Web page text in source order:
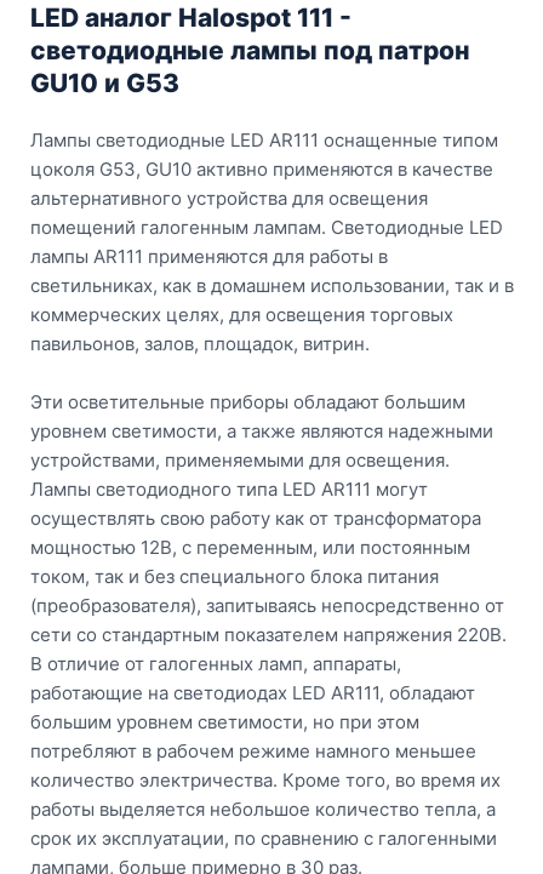
LED аналог Halospot 111 -
светодиодные лампы под патрон
GU10 и G53
Лампы светодиодные LED AR111 оснащенные типом
цоколя G53, GU10 активно применяются в качестве
альтернативного устройства для освещения
помещений галогенным лампам. Светодиодные LED
лампы AR111 применяются для работы в
светильниках, как в домашнем использовании, так и в
коммерческих целях, для освещения торговых
павильонов, залов, площадок, витрин.
Эти осветительные приборы обладают большим
уровнем светимости, а также являются надежными
устройствами, применяемыми для освещения.
Лампы светодиодного типа LED AR111 могут
осуществлять свою работу как от трансформатора
мощностью 12В, с переменным, или постоянным
током, так и без специального блока питания
(преобразователя), запитываясь непосредственно от
сети со стандартным показателем напряжения 220В.
В отличие от галогенных ламп, аппараты,
работающие на светодиодах LED AR111, обладают
большим уровнем светимости, но при этом
потребляют в рабочем режиме намного меньшее
количество электричества. Кроме того, во время их
работы выделяется небольшое количество тепла, а
срок их эксплуатации, по сравнению с галогенными
лампами, больше примерно в 30 раз.